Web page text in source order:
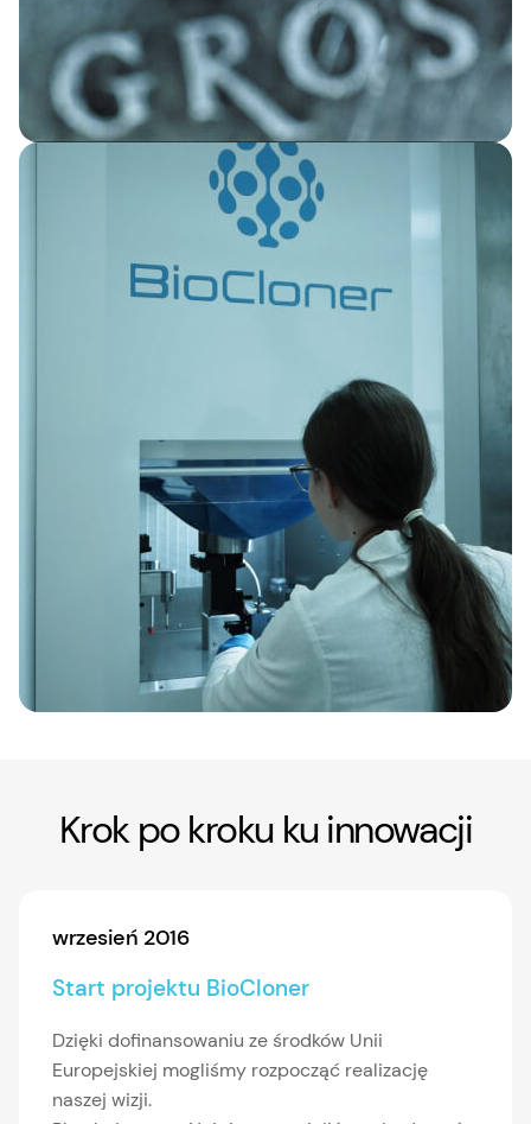
Krok po kroku ku innowacji
wrzesień 2016
Start projektu BioCloner
Dzięki dofinansowaniu ze środków Unii
Europejskiej mogliśmy rozpocząć realizację
naszej wizji.